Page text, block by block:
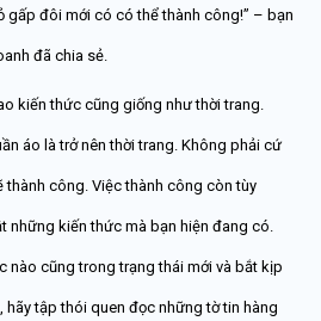
gấp đôi mới có có thể thành công!” – bạn
đã chia sẻ.
kiến thức cũng giống như thời trang.
áo là trở nên thời trang. Không phải cứ
công. Việc thành công còn tùy
những kiến thức mà bạn hiện đang có.
nào cũng trong trạng thái mới và bắt kịp
hãy tập thói quen đọc những tờ tin hàng